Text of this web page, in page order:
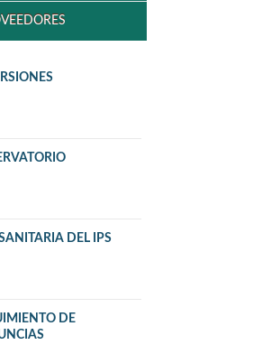
DEL IPS
DE